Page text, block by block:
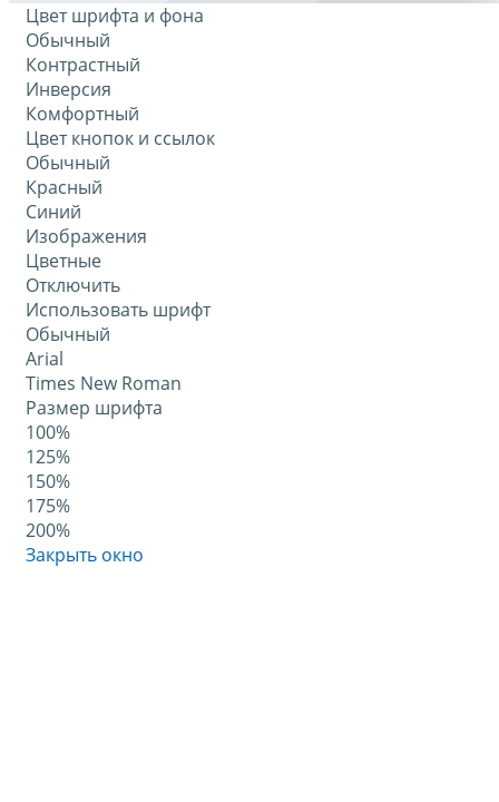
Цвет шрифта и фона
Обычный
Контрастный
Инверсия
Комфортный
Цвет кнопок и ссылок
Обычный
Красный
Синий
Изображения
Цветные
Отключить
Использовать шрифт
Обычный
Arial
Times New Roman
Размер шрифта
100%
125%
150%
175%
200%
Закрыть окно